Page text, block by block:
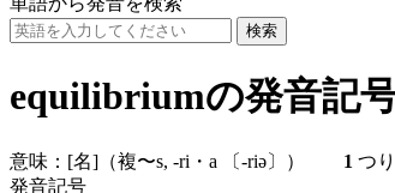
equilibriumの発音記
意味： [名] （複〜s, -ri・a 〔-riə〕 ） 1 つ
発音記号